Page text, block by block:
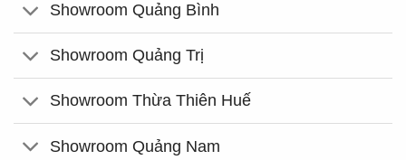
Showroom Quảng Bình
Showroom Quảng Trị
Showroom Thừa Thiên Huế
Showroom Quảng Nam